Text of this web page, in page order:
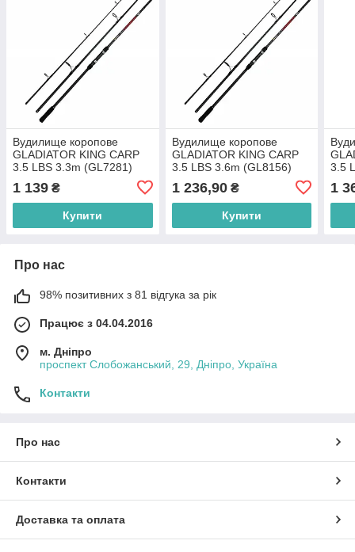
Вудилище коропове
GLADIATOR KING CARP
3.5 LBS 3.3m (GL7281)
1 139 ₴
Купити
Вудилище коропове
GLADIATOR KING CARP
3.5 LBS 3.6m (GL8156)
1 236,90₴
Купити
3.5
1
Про нас
98% позитивних з 81 відгука за рік
Працює з 04.04.2016
м. Дніпро
проспект Слобожанський, 29, Дніпро, Україна
Контакти
Про нас
Контакти
Доставка та оплата